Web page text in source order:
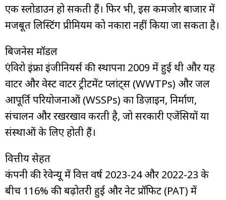
एक स्लोडाउन हो सकती हैं। फिर भी, इस कमजोर बाजार में
मजबूत लिस्टिंग प्रीमियम को नकारा नहीं किया जा सकता है।
बिजनेस मॉडल
एंविरो इंफ्रा इंजीनियर्स की स्थापना 2009 में हुई थी और यह
वाटर और वेस्ट वाटर ट्रीटमेंट प्लांट्स (WWTPs) और जल
आपूर्ति परियोजनाओं (WSSPs) का डिज़ाइन, निर्माण,
संचालन और रखरखाव करती है, जो सरकारी एजेंसियों या
संस्थाओं के लिए होती हैं।
वित्तीय सेहत
कंपनी की रेवेन्यू में वित्त वर्ष 2023-24 और 2022-23 के
बीच 116% की बढ़ोतरी हुई और नेट प्रॉफिट (PAT) में